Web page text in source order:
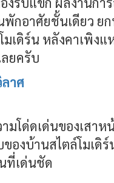
พักอาศัยชั้นเดียว ย
เดิร์น หลังคาเพิง
ยครับ
าศ
มโด่ดเด่นของเสา
องบ้านสไตล์โมเดิ
ที่เด่นชัด